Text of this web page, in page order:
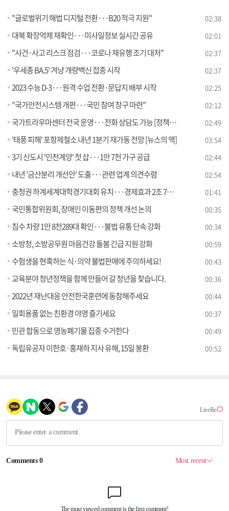
"글로벌위기 해법 디지털 전환···B20 적극 지원" 02:38
대북 확장억제 재확인···미사일정보 실시간 공유 02:01
"사건·사고 리스크 점검···코로나 재유행 조기 대처" 02:37
'우세종 BA.5' 겨냥 개량백신 접종 시작 02:37
2023 수능 D-3···원격 수업 전환·문답지 배부 시작 02:25
"국가안전시스템 개편···국민 참여 창구 마련" 02:12
국가트라우마센터 전국 운영···전화 상담도 가능 [정책현장+] 02:49
'태풍 피해' 포항제철소 내년 1분기 재가동 전망 [뉴스의 맥] 03:54
3기 신도시 '인천계양' 첫 삽···1만 7천 가구 공급 02:44
내년 '금산분리 개선안' 도출···관련 업계 의견수렴 02:54
충청권 하계세계대학경기대회 유치···경제효과 2조 7천억 01:41
국민통합위원회, 장애인 이동편의 정책 개선 논의 00:35
침수 차량 1만 8천289대 확인···불법 유통 단속 강화 00:34
소방청, 소방공무원 마음건강 돌봄 긴급 지원 강화 00:59
수험생을 현혹하는 식·의약 불법판매에 주의하세요! 00:43
교육분야 청년정책을 함께 만들어 갈 청년을 찾습니다. 00:36
2022년 재난대응 안전한국훈련에 동참해주세요 00:44
일회용품 없는 친환경 야영 즐기세요 00:37
민관 합동으로 영농폐기물 집중 수거한다 00:49
독립유공자 이한호·홍재하 지사 유해, 15일 봉환 00:52